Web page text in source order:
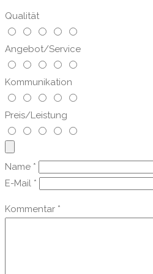
Qualität
Angebot/Service
Kommunikation
Preis/Leistung
Name *
E-Mail *
Kommentar *